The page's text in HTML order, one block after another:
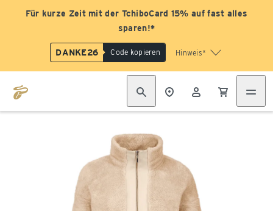
Für kurze Zeit mit der TchiboCard 15% auf fast alles
sparen!*
DANKE26 Code kopieren Hinweis*